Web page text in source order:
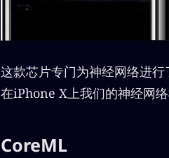
这款芯片专门为神经网络进
在iPhone X上我们的神经网
CoreML